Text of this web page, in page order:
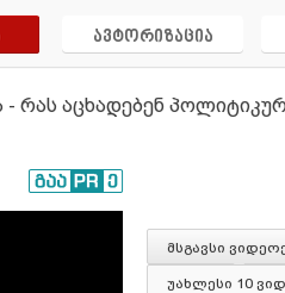
ავტორიზაცია
რას აცხადებენ
მსგავსი
უახლესი 10